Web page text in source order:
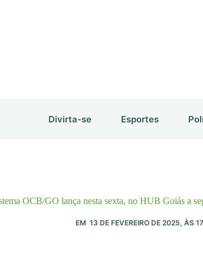
Divirta-se Esportes
OCB/GO lança nesta sexta, no HUB Goiás a
EM 13 DE FEVEREIRO DE 2025, ÀS